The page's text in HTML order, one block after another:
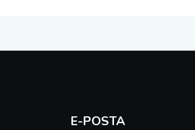
E-POSTA